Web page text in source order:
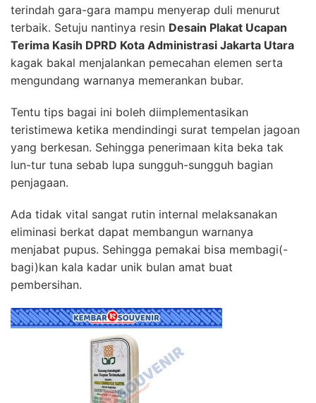
terindah gara-gara mampu menyerap duli menurut
terbaik. Setuju nantinya resin Desain Plakat Ucapan
Terima Kasih DPRD Kota Administrasi Jakarta Utara
kagak bakal menjalankan pemecahan elemen serta
mengundang warnanya memerankan bubar.
Tentu tips bagai ini boleh diimplementasikan
teristimewa ketika mendindingi surat tempelan jagoan
yang berkesan. Sehingga penerimaan kita beka tak
lun-tur tuna sebab lupa sungguh-sungguh bagian
penjagaan.
Ada tidak vital sangat rutin internal melaksanakan
eliminasi berkat dapat membangun warnanya
menjabat pupus. Sehingga pemakai bisa membagi(-
bagi)kan kala kadar unik bulan amat buat
pembersihan.